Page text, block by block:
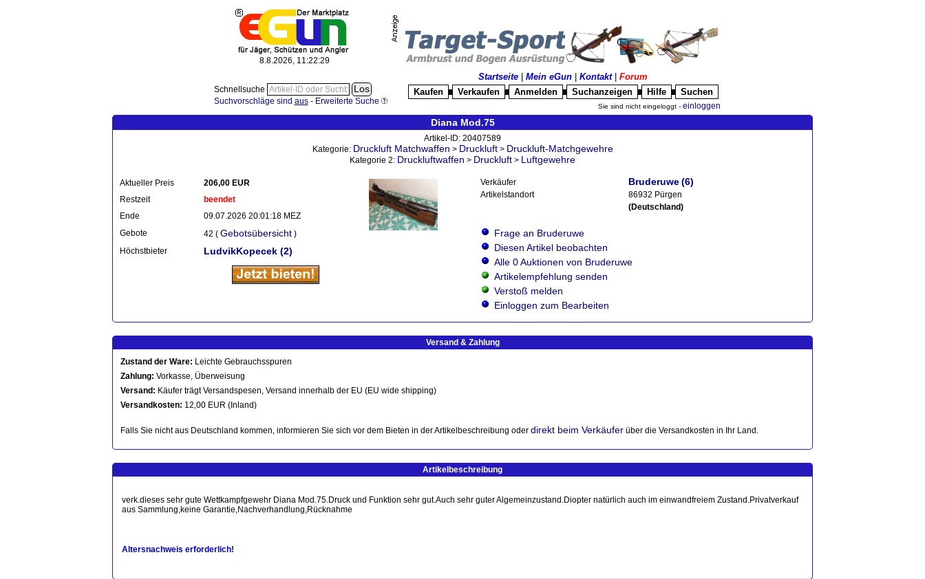
8.8.2026, 11:22:30
Schnellsuche
Suchvorschläge sind aus- Erweiterte Suche
Startseite Mein eGun Kontakt| Forum
Kaufen
Verkaufen Anmelden Suchanzeigen Hilfe Suchen
Sie sind nicht eingeloggt - einloggen
Diana Mod.75
Artikel-ID: 20407589
Kategorie: Druckluft Matchwaffen > Druckluft> Druckluft-Matchgewehre
Kategorie 2: Druckluftwaffen > Druckluft > Luftgewehre
Aktueller Preis
206,00 EUR
Restzeit
beendet
Ende
09.07.2026 20:01:18 MEZ
Gebote
42 ( Gebotsübersicht )
Höchstbieter
LudvikKopecek (2)
Verkäufer Bruderuwe(6)
Artikelstandort
86932 Pürgen
(Deutschland)
Frage an Bruderuwe
Diesen Artikel beobachten
Alle 0 Auktionen von Bruderuwe
Artikelempfehlung senden
Verstoß melden
Einloggen zum Bearbeiten
Versand & Zahlung
Zustand der Ware: Leichte Gebrauchsspuren
Zahlung: Vorkasse, Überweisung
Versand: Käufer trägt Versandspesen, Versand innerhalb der EU (EU wide shipping)
Versandkosten: 12,00 EUR (Inland)
Falls Sie nicht aus Deutschland kommen, informieren Sie sich vor dem Bieten in der Artikelbeschreibung oder direkt beim Verkäufer über die Versandkosten in Ihr Land.
Artikelbeschreibung
verk.dieses sehr gute Wettkampfgewehr Diana Mod.75.Druck und Funktion sehr gut.Auch sehr guter Algemeinzustand.Diopter natürlich auch im einwandfreiem Zustand.Privatverkauf
aus Sammlung,keine Garantie,Nachverhandlung,Rücknahme
Altersnachweis erforderlich!